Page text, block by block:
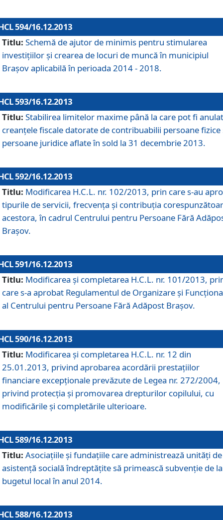
594/16.12.2013
Titlu: Schemă de ajutor de minimis pentru stimularea
investiţiilor şi crearea de locuri de muncă în municipiul
Braşov aplicabilă în perioada 2014 - 2018.
593/16.12.2013
Titlu: Stabilirea limitelor maxime până la care pot fi
creanţele fiscale datorate de contribuabilii persoane fizice
persoane juridice aflate în sold la 31 decembrie 2013.
592/16.12.2013
Titlu: Modificarea H.C.L. nr. 102/2013, prin care s-au
tipurile de servicii, frecvenţa şi contribuţia
acestora, în cadrul Centrului pentru Persoane Fără
Braşov.
591/16.12.2013
Titlu: Modificarea şi completarea H.C.L. nr. 101/2013,
care s-a aprobat Regulamentul de Organizare şi
al Centrului pentru Persoane Fără Adăpost Braşov.
590/16.12.2013
Titlu: Modificarea şi completarea H.C.L. nr. 12 din
25.01.2013, privind aprobarea acordării prestaţiilor
financiare excepţionale prevăzute de Legea nr. 272/2004,
privind protecţia şi promovarea drepturilor copilului, cu
modificările şi completările ulterioare.
589/16.12.2013
Titlu: Asociaţiile şi fundaţiile care administrează unităţi de
asistenţă socială îndreptăţite să primească subvenţie de la
bugetul local în anul 2014.
588/16.12.2013